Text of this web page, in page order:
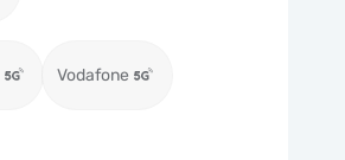
Vodafone